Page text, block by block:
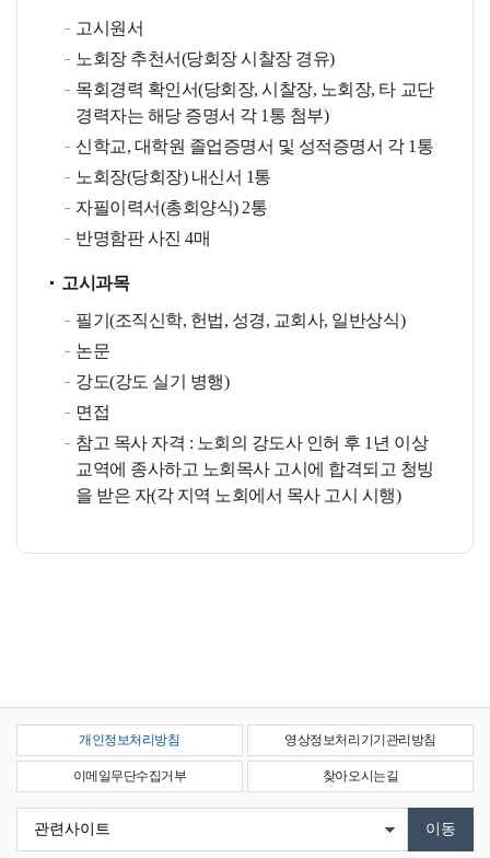
고시원서
노회장 추천서(당회장 시찰장 경유)
목회경력 확인서(당회장, 시찰장, 노회장, 타 교단
경력자는 해당 증명서 각 1통 첨부)
신학교, 대학원 졸업증명서 및 성적증명서 각 1통
노회장(당회장) 내신서 1통
자필이력서(총회양식) 2통
반명함판 사진 4매
고시과목
필기(조직신학, 헌법, 성경, 교회사, 일반상식)
논문
강도(강도 실기 병행)
면접
참고 목사 자격 : 노회의 강도사 인허 후 1년 이상
교역에 종사하고 노회목사 고시에 합격되고 청빙
을 받은 자(각 지역 노회에서 목사 고시 시행)
개인정보처리방침 영상정보처리기기관리방침
이메일무단수집거부 찾아오시는길